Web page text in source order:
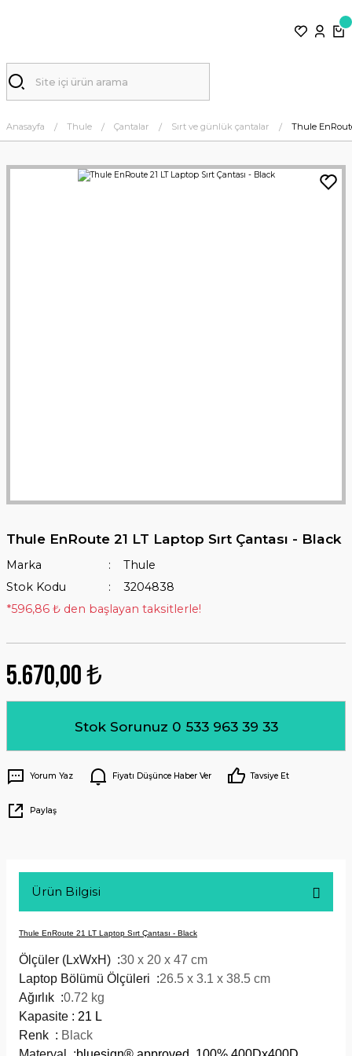
Anasayfa Thule Çantalar Sırt ve günlük çantalar Thule
Thule EnRoute 21 LT Laptop Sırt Çantası - Black
Marka
Thule
Stok Kodu
3204838
*596,86 ₺ den başlayan taksitlerle!
5.670,00 ₺
Stok Sorunuz 0 533 963 39 33
Yorum Yaz Fiyatı Düşünce Haber Ver Tavsiye Et
Paylaş
Ürün Bilgisi
Thule EnRoute 21 LT Laptop Sırt Çantası - Black
Ölçüler (LxWxH) :30 x 20 x 47 cm
Laptop Bölümü Ölçüleri :26.5 x 3.1 x 38.5 cm
Ağırlık :0.72 kg
Kapasite : 21 L
Renk : Black